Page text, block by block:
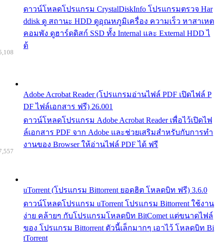
ดาวน์โหลดโปรแกรม CrystalDiskInfo โปรแกรมตรวจ Har
ddisk ดู สถานะ HDD ดูอุณหภูมิเครื่อง ความเร็ว หาสาเหต
คอมพัง ดูฮาร์ดดิสก์ SSD ทั้ง Internal และ External HDD ไ
ด้
Adobe Acrobat Reader (โปรแกรมอ่านไฟล์ PDF เปิดไฟล์ P
DF ไฟล์เอกสาร ฟรี) 26.001
ดาวน์โหลดโปรแกรม Adobe Acrobat Reader เพื่อไว้เปิดไฟ
ล์เอกสาร PDF จาก Adobe และช่วยเสริมสำหรับกับการทำ
งานของ Browser ให้อ่านไฟล์ PDF ได้ ฟรี
uTorrent (โปรแกรม Bittorrent ยอดฮิต โหลดบิท ฟรี) 3.6.0
ดาวน์โหลดโปรแกรม uTorrent โปรแกรม Bittorrent ใช้งาน
ง่าย คล้ายๆ กับโปรแกรมโหลดบิท BitComet แต่ขนาดไฟล์
ของ โปรแกรม Bittorrent ตัวนี้เล็กมากๆ เอาไว้ โหลดบิท Bi
tTorrent